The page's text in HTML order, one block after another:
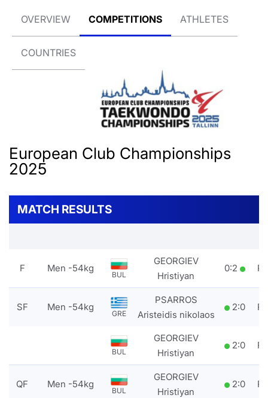
OVERVIEW COMPETITIONS ATHLETES
COUNTRIES
European Club Championships
2025
MATCH RESULTS
F Men -54kg
BUL
GEORGIEV
Hristiyan
0:2
SF Men -54kg
GRE
PSARROS
Aristeidis nikolaos
2:0
BUL
GEORGIEV
Hristiyan
2:0
QF Men -54kg
BUL
GEORGIEV
Hristiyan
2:0